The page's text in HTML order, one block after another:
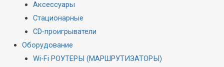
Аксессуары
Стационарные
CD-проигрыватели
Оборудование
Wi-Fi РОУТЕРЫ (МАРШРУТИЗАТОРЫ)